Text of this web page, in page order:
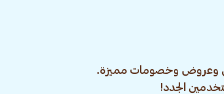
وعروض وخصومات مميزة.
الجدد!